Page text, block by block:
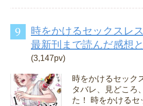
時をかけるセックスレ
最新刊まで読んだ感想
(3,147pv)
時をかけるセック
タバレ、見どころ
た！ 時をかけるセ